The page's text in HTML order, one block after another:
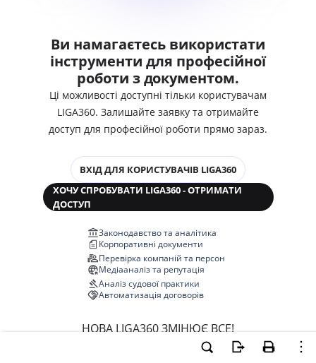
Ви намагаєтесь використати
інструменти для професійної
роботи з документом.
Ці можливості доступні тільки користувачам
LIGA360. Залишайте заявку та отримайте
доступ для професійної роботи прямо зараз.
ВХІД ДЛЯ КОРИСТУВАЧІВ LIGA360
ХОЧУ СПРОБУВАТИ LIGA360 - ОТРИМАТИ
ДОСТУП
Законодавство та аналітика
Корпоративні документи
Перевірка компаній та персон
Медіааналіз та репутація
Аналіз судової практики
Автоматизація договорів
НОВА LIGA360 ЗМІНЮЄ ВСЕ!